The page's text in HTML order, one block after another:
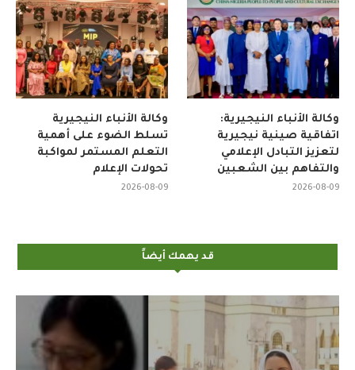
وكالة الأنباء النيجيرية
تسلط الضوء على أهمية
التعلم المستمر لمواكبة
تحولات الإعلام
2026-08-09
وكالة الأنباء النيجيرية:
اتفاقية صينية نيجيرية
لتعزيز التبادل الإعلامي
والتفاهم بين الشعبين
2026-08-09
قد يهمك أيضاً